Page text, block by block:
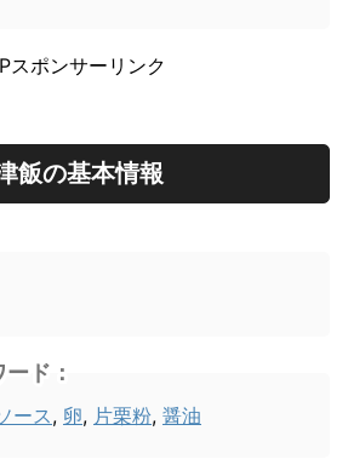
スポンサーリンク
飯の基本情報
ド：
ース , 卵, 片栗粉, 醤油